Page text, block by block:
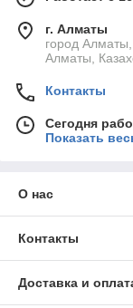
г. Алматы
город
Алматы,
Контакты
Сегодня
Показать
О нас
Контакты
Доставка и